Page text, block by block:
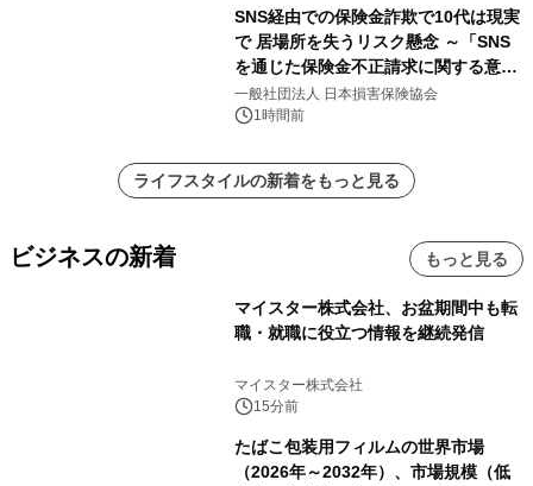
SNS経由での保険金詐欺で10代は現実
で 居場所を失うリスク懸念 ～「SNS
を通じた保険金不正請求に関する意識
調査」を実施、 認知度の低さも浮き彫
りに～
一般社団法人 日本損害保険協会
1時間前
ライフスタイルの新着をもっと見る
ビジネスの新着 もっと見る
マイスター株式会社、お盆期間中も転
職・就職に役立つ情報を継続発信
マイスター株式会社
15分前
たばこ包装用フィルムの世界市場
（2026年～2032年）、市場規模（低